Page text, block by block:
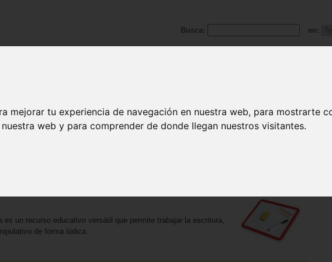
mejorar tu experiencia de navegación en nuestra web, para mostrarte
web y para comprender de donde llegan nuestros visitantes.
Busca: en:
es un recurso educativo versátil que permite trabajar la escritura,
de forma lúdica.